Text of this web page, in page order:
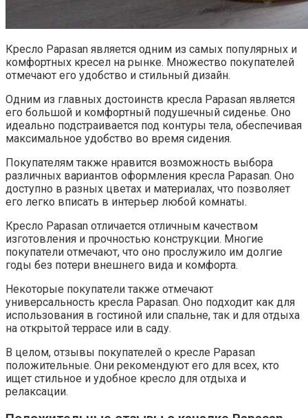
Кресло Papasan является одним из самых популярных и
комфортных кресел на рынке. Множество покупателей
отмечают его удобство и стильный дизайн.
Одним из главных достоинств кресла Papasan является
его большой и комфортный подушечный сиденье. Оно
идеально подстраивается под контуры тела, обеспечивая
максимальное удобство во время сидения.
Покупателям также нравится возможность выбора
различных вариантов оформления кресла Papasan. Оно
доступно в разных цветах и материалах, что позволяет
его легко вписать в интерьер любой комнаты.
Кресло Papasan отличается отличным качеством
изготовления и прочностью конструкции. Многие
покупатели отмечают, что оно прослужило им долгие
годы без потери внешнего вида и комфорта.
Некоторые покупатели также отмечают
универсальность кресла Papasan. Оно подходит как для
использования в гостиной или спальне, так и для отдыха
на открытой террасе или в саду.
В целом, отзывы покупателей о кресле Papasan
положительные. Они рекомендуют его для всех, кто
ищет стильное и удобное кресло для отдыха и
релаксации.